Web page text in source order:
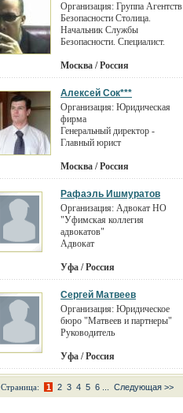
Организация: Группа Агентств
Безопасности Столица.
Начальник Службы
Безопасности. Специалист.
Москва / Россия
Алексей Сок***
Организация: Юридическая
фирма
Генеральный директор -
Главный юрист
Москва / Россия
Рафаэль Ишмуратов
Организация: Адвокат НО
"Уфимская коллегия
адвокатов"
Адвокат
Уфа / Россия
Сергей Матвеев
Организация: Юридическое
бюро "Матвеев и партнеры"
Руководитель
Уфа / Россия
Страница: 1 2 3 4 5 6 Следующая >>